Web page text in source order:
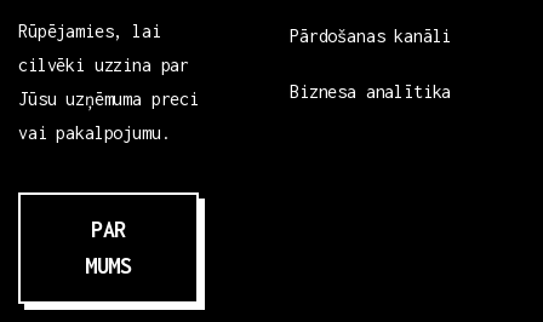
Rūpējamies, lai
cilvēki uzzina par
Jūsu uzņēmuma preci
vai pakalpojumu.
PAR
MUMS
Pārdošanas kanāli
Biznesa analītika